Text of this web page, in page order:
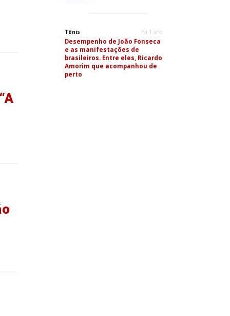
Tênis há 1 ano
Desempenho de João Fonseca
e as manifestações de
brasileiros. Entre eles, Ricardo
Amorim que acompanhou de
perto